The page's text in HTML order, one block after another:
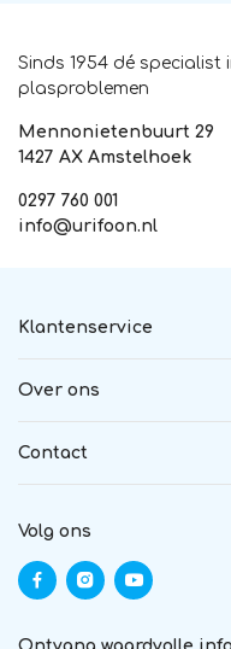
Sinds 1954 dé
plasproblemen
Mennonietenbuurt 29
1427 AX Amstelhoek
0297 760 001
info@urifoon.nl
Klantenservice
Over ons
Contact
Volg ons